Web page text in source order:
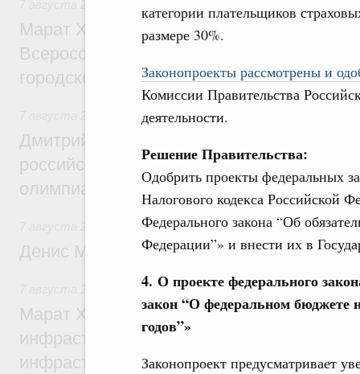
категории плательщиков
размере 30%.
Законопроекты рассмотрены и
Комиссии Правительства
деятельности.
Решение Правительства:
Одобрить проекты федеральных
Налогового кодекса Российской
Федерального закона “Об
Федерации”» и внести их в
4. О проекте федерального
закон “О федеральном бюджете
годов”»
Законопроект предусматривает
Марат Хуснуллин провёл заседание
Всероссийского конкурса лучших
городской среды
Отрасль информационных технологий
Дмитрий Чернышенко и Сергей Кравцов
российскую сборную с победой на
олимпиаде по искусственному
Общие вопросы промышленной политики
Денис Мантуров посетил Ярославскую
Бюджеты субъектов Федерации.
Марат Хуснуллин: 15 объектов
инфраструктуры построили и обновили
инфраструктурным кредитам